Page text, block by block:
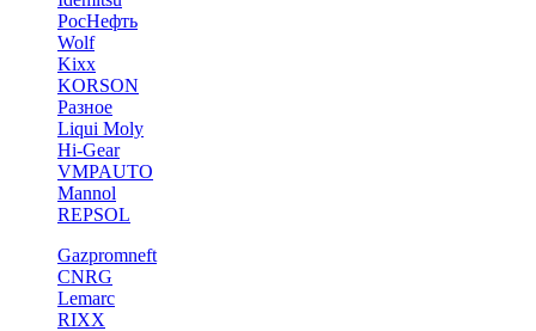
РосНефть
Wolf
Kixx
KORSON
Разное
Liqui Moly
Hi-Gear
VMPAUTO
Mannol
REPSOL
Gazpromneft
CNRG
Lemarc
RIXX